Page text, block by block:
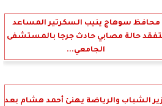
محافظ سوهاج ينيب السكرتير المساعد
حالة مصابي حادث جرجا بالمستشفى
الجامعي...
الشباب والرياضة يهنئ أحمد هشام بعد